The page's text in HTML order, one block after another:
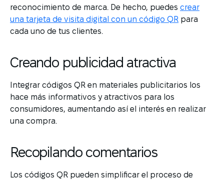
reconocimiento de marca. De hecho, puedes crear
una tarjeta de visita digital con un código QR para
cada uno de tus clientes.
Creando publicidad atractiva
Integrar códigos QR en materiales publicitarios los
hace más informativos y atractivos para los
consumidores, aumentando así el interés en realizar
una compra.
Recopilando comentarios
Los códigos QR pueden simplificar el proceso de